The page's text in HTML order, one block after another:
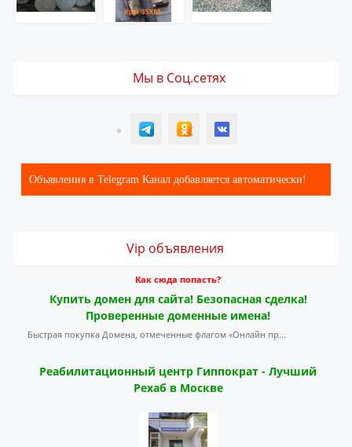
Мы в Соц.сетях
T ОК ВК
Объявления в Telegram Канал добавляется автоматически!
Vip объявления
Как сюда попасть?
Купить домен для сайта! Безопасная сделка!
Проверенные доменные имена!
Быстрая покупка Домена, отмеченные флагом «Онлайн пр...
Реабилитационный центр Гиппократ - Лучший
Рехаб в Москве